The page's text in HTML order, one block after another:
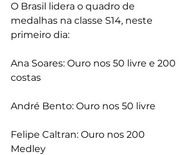
O Brasil lidera o quadro de
medalhas na classe S14, neste
primeiro dia:
Ana Soares: Ouro nos 50 livre e 200
costas
André Bento: Ouro nos 50 livre
Felipe Caltran: Ouro nos 200
Medley